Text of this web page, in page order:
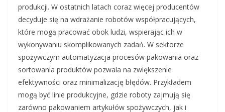
produkcji. W ostatnich latach coraz więcej producentów
decyduje się na wdrażanie robotów współpracujących,
które mogą pracować obok ludzi, wspierając ich w
wykonywaniu skomplikowanych zadań. W sektorze
spożywczym automatyzacja procesów pakowania oraz
sortowania produktów pozwala na zwiększenie
efektywności oraz minimalizację błędów. Przykładem
mogą być linie produkcyjne, gdzie roboty zajmują się
zarówno pakowaniem artykułów spożywczych, jak i